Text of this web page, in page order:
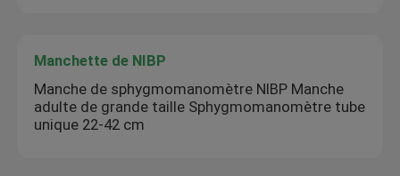
Manchette de NIBP
Manche de sphygmomanomètre NIBP Manche
adulte de grande taille Sphygmomanomètre tube
unique 22-42 cm